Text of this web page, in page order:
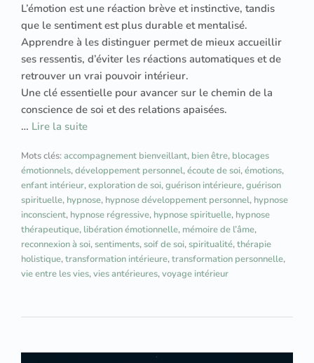
L’émotion est une réaction brève et instinctive, tandis
que le sentiment est plus durable et mentalisé.
Apprendre à les distinguer permet de mieux accueillir
ses ressentis, d’éviter les réactions automatiques et de
retrouver un vrai pouvoir intérieur.
Une clé essentielle pour avancer sur le chemin de la
conscience de soi et des relations apaisées.
… Lire la suite
Mots clés:accompagnement bienveillant, bien être, blocages
émotionnels,développement personnel,écoute de soi,émotions,
enfant intérieur,exploration de soi,guérison intérieure,guérison
spirituelle, hypnose, hypnose développement personnel, hypnose
inconscient, hypnose régressive, hypnose spirituelle, hypnose
thérapeutique, libération émotionnelle, mémoire de l’âme,
reconnexion à soi,sentiments,soif de soi,spiritualité,thérapie
holistique,transformation intérieure,transformation personnelle,
vie entre les vies,vies antérieures,voyage intérieur